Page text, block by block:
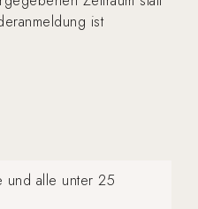
ist
und alle unter 25